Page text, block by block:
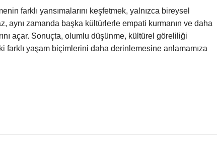
farklı yansımalarını keşfetmek, yalnızca bireysel
aynı zamanda başka kültürlerle empati kurmanın ve daha
açar. Sonuçta, olumlu düşünme, kültürel göreliliği
farklı yaşam biçimlerini daha derinlemesine anlamamıza